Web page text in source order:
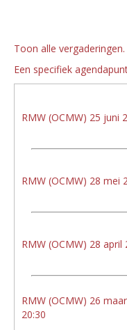
Toon alle vergaderingen.
Een specifiek
RMW (OCMW) 25 juni
RMW (OCMW) 28 mei
RMW (OCMW) 28 april
RMW (OCMW) 26
20:30